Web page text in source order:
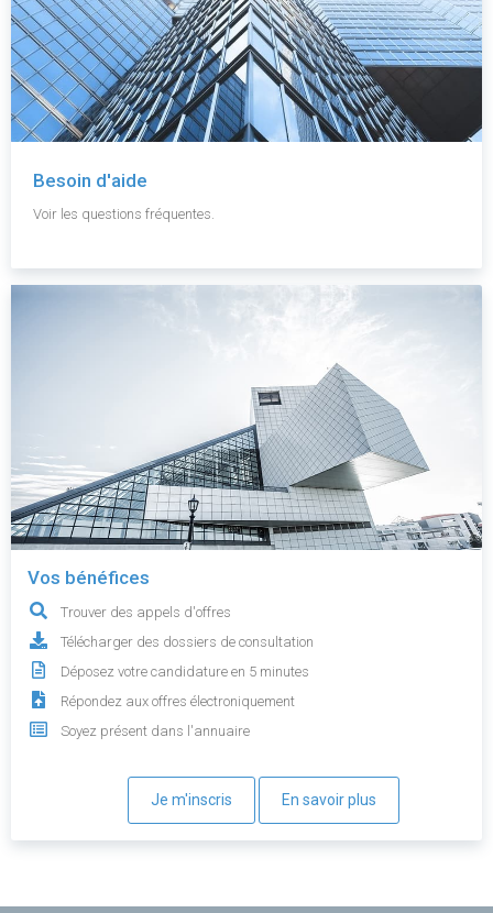
Besoin d'aide
Voir les questions fréquentes.
Vos bénéfices
Trouver des appels d'offres
Télécharger des dossiers de consultation
Déposez votre candidature en 5 minutes
Répondez aux offres électroniquement
Soyez présent dans l'annuaire
Je m'inscris En savoir plus